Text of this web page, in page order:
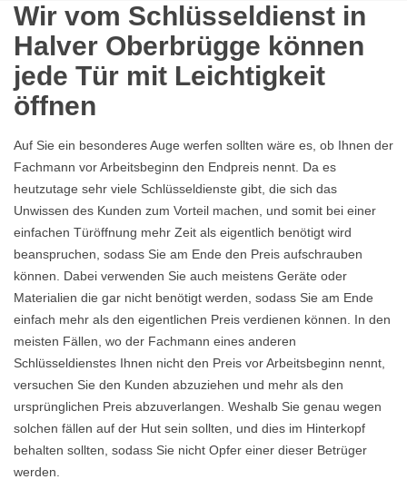
Wir vom Schlüsseldienst in
Halver Oberbrügge können
jede Tür mit Leichtigkeit
öffnen
Auf Sie ein besonderes Auge werfen sollten wäre es, ob Ihnen der
Fachmann vor Arbeitsbeginn den Endpreis nennt. Da es
heutzutage sehr viele Schlüsseldienste gibt, die sich das
Unwissen des Kunden zum Vorteil machen, und somit bei einer
einfachen Türöffnung mehr Zeit als eigentlich benötigt wird
beanspruchen, sodass Sie am Ende den Preis aufschrauben
können. Dabei verwenden Sie auch meistens Geräte oder
Materialien die gar nicht benötigt werden, sodass Sie am Ende
einfach mehr als den eigentlichen Preis verdienen können. In den
meisten Fällen, wo der Fachmann eines anderen
Schlüsseldienstes Ihnen nicht den Preis vor Arbeitsbeginn nennt,
versuchen Sie den Kunden abzuziehen und mehr als den
ursprünglichen Preis abzuverlangen. Weshalb Sie genau wegen
solchen fällen auf der Hut sein sollten, und dies im Hinterkopf
behalten sollten, sodass Sie nicht Opfer einer dieser Betrüger
werden.